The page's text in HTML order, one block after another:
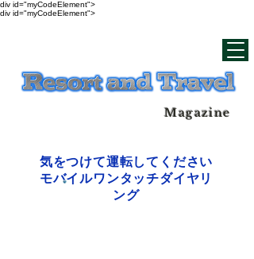
div id="myCodeElement">
div id="myCodeElement">
Magazine
気をつけて運転してください
モバイルワンタッチダイヤリ
ング